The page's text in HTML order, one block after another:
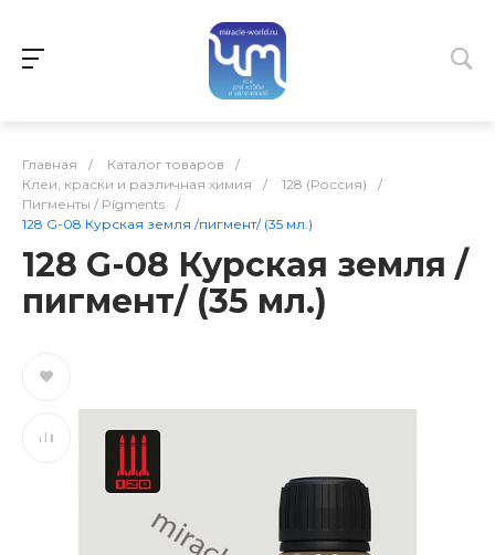
Главная / Каталог товаров
/
Клеи, краски и различная химия
/ 128 (Россия)
/
Пигменты / Pigments
/
128 G-08 Курская земля /пигмент/ (35 мл.)
128 G-08 Курская земля /
пигмент/ (35 мл.)